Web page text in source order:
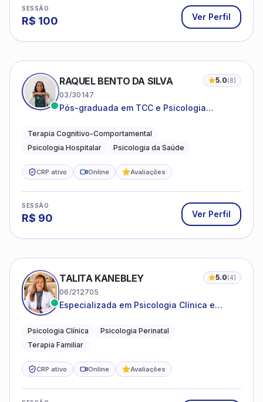
SESSÃO
R$ 100 Ver Perfil
RAQUEL BENTO DA SILVA 5.0(8)
03/30147
Pós-graduada em TCC e Psicologia
Terapia Cognitivo-Comportamental
Psicologia Hospitalar
Psicologia da Saúde
CRP ativo Online Avaliações
SESSÃO
R$ 90 Ver Perfil
TALITA KANEBLEY 5.0(4)
06/212705
Especializada em Psicologia Clínica e
famílias
Psicologia Clínica
Psicologia Perinatal
Terapia Familiar
CRP ativo Online Avaliações